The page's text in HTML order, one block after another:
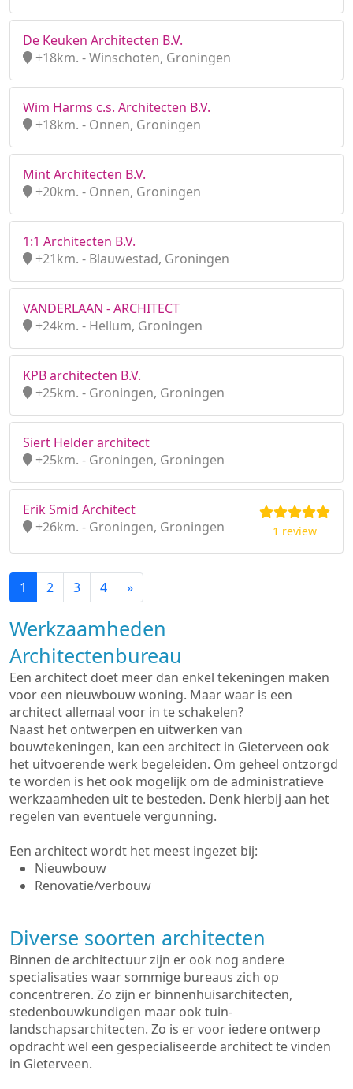
De Keuken Architecten B.V.
+18km. - Winschoten, Groningen
Wim Harms c.s. Architecten B.V.
+18km. - Onnen, Groningen
Mint Architecten B.V.
+20km. - Onnen, Groningen
1:1 Architecten B.V.
+21km. - Blauwestad, Groningen
VANDERLAAN - ARCHITECT
+24km. - Hellum, Groningen
KPB architecten B.V.
+25km. - Groningen, Groningen
Siert Helder architect
+25km. - Groningen, Groningen
Erik Smid Architect
+26km. - Groningen, Groningen
1 review
1 2 3 4 »
Werkzaamheden
Architectenbureau
Een architect doet meer dan enkel tekeningen maken
voor een nieuwbouw woning. Maar waar is een
architect allemaal voor in te schakelen?
Naast het ontwerpen en uitwerken van
bouwtekeningen, kan een architect in Gieterveen ook
het uitvoerende werk begeleiden. Om geheel ontzorgd
te worden is het ook mogelijk om de administratieve
werkzaamheden uit te besteden. Denk hierbij aan het
regelen van eventuele vergunning.
Een architect wordt het meest ingezet bij:
Nieuwbouw
Renovatie/verbouw
Diverse soorten architecten
Binnen de architectuur zijn er ook nog andere
specialisaties waar sommige bureaus zich op
concentreren. Zo zijn er binnenhuisarchitecten,
stedenbouwkundigen maar ook tuin-
landschapsarchitecten. Zo is er voor iedere ontwerp
opdracht wel een gespecialiseerde architect te vinden
in Gieterveen.